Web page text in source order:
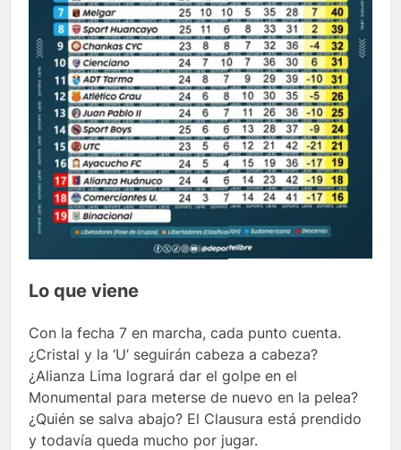
Lo que viene
Con la fecha 7 en marcha, cada punto cuenta.
¿Cristal y la ‘U’ seguirán cabeza a cabeza?
¿Alianza Lima logrará dar el golpe en el
Monumental para meterse de nuevo en la pelea?
¿Quién se salva abajo? El Clausura está prendido
y todavía queda mucho por jugar.